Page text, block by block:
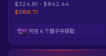
$324.81 - $842.44
$1188.71
可在 6 个箱子中获取